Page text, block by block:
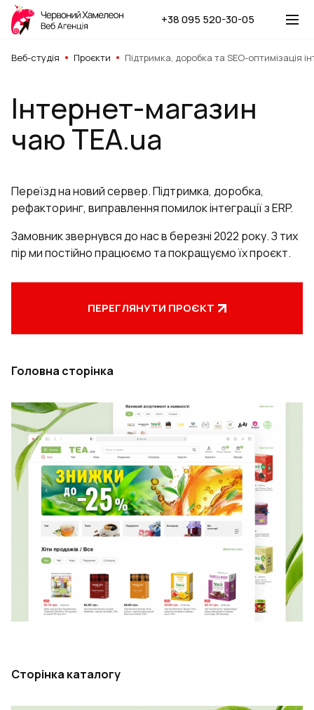
+38 095 520-30-05
Веб-студія Проєкти Підтримка, доробка та SEO-оптимізація
Інтернет-магазин
чаю TEA.ua
Переїзд на новий сервер. Підтримка, доробка,
рефакторинг, виправлення помилок інтеграції з ERP.
Замовник звернувся до нас в березні 2022 року. З тих
пір ми постійно працюємо та покращуємо їх проєкт.
ПЕРЕГЛЯНУТИ ПРОЄКТ
Головна сторінка
Сторінка каталогу